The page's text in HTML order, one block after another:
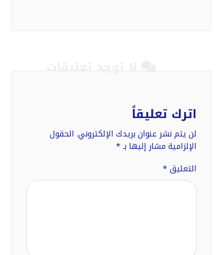
اترك تعليقاً
لن يتم نشر عنوان بريدك الإلكتروني.الحقول
الإلزامية مشار إليها بـ*
التعليق*